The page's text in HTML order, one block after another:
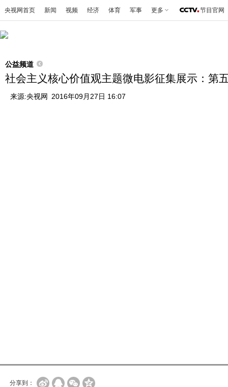
央视网首页 新闻 视频 经济 体育 军事 更多 节目官网
公益频道
社会主义核心价值观主题微电影征集展示：第
来源:央视网 2016年09月27日 16:07
分享到：